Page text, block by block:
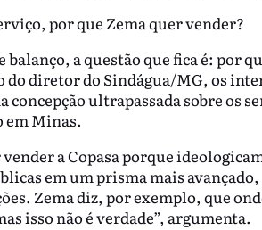
por que Zema quer vender?
balanço, a questão que fica é: por
do diretor do Sindágua/MG, os
concepção ultrapassada sobre os
em Minas.
vender a Copasa porque
em um prisma mais
Zema diz, por exemplo, que
isso não é verdade”, argumenta.